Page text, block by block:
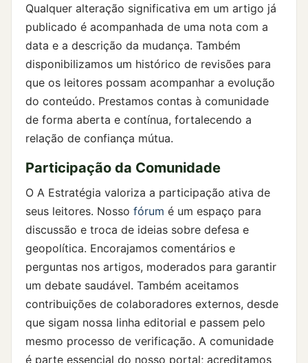
Qualquer alteração significativa em um artigo já
publicado é acompanhada de uma nota com a
data e a descrição da mudança. Também
disponibilizamos um histórico de revisões para
que os leitores possam acompanhar a evolução
do conteúdo. Prestamos contas à comunidade
de forma aberta e contínua, fortalecendo a
relação de confiança mútua.
Participação da Comunidade
O A Estratégia valoriza a participação ativa de
seus leitores. Nosso fórum é um espaço para
discussão e troca de ideias sobre defesa e
geopolítica. Encorajamos comentários e
perguntas nos artigos, moderados para garantir
um debate saudável. Também aceitamos
contribuições de colaboradores externos, desde
que sigam nossa linha editorial e passem pelo
mesmo processo de verificação. A comunidade
é parte essencial do nosso portal; acreditamos